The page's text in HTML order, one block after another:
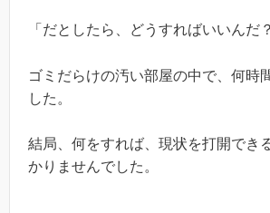
「だとしたら、どうすればいいんだ
ゴミだらけの汚い部屋の中で、何時
した。
結局、何をすれば、現状を打開でき
かりませんでした。